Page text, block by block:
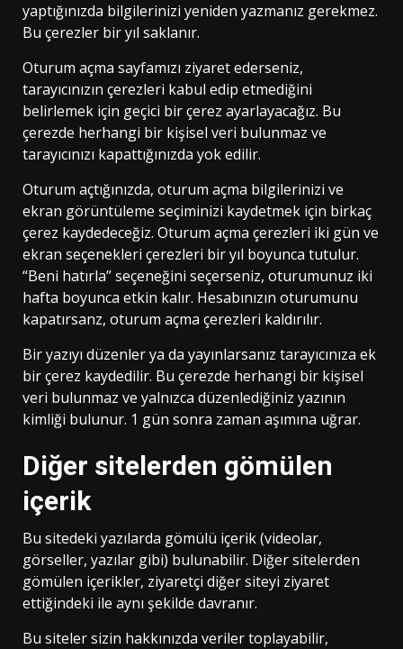
yaptığınızda bilgilerinizi yeniden yazmanız gerekmez.
Bu çerezler bir yıl saklanır.
Oturum açma sayfamızı ziyaret ederseniz,
tarayıcınızın çerezleri kabul edip etmediğini
belirlemek için geçici bir çerez ayarlayacağız. Bu
çerezde herhangi bir kişisel veri bulunmaz ve
tarayıcınızı kapattığınızda yok edilir.
Oturum açtığınızda, oturum açma bilgilerinizi ve
ekran görüntüleme seçiminizi kaydetmek için birkaç
çerez kaydedeceğiz. Oturum açma çerezleri iki gün ve
ekran seçenekleri çerezleri bir yıl boyunca tutulur.
“Beni hatırla” seçeneğini seçerseniz, oturumunuz iki
hafta boyunca etkin kalır. Hesabınızın oturumunu
kapatırsanz, oturum açma çerezleri kaldırılır.
Bir yazıyı düzenler ya da yayınlarsanız tarayıcınıza ek
bir çerez kaydedilir. Bu çerezde herhangi bir kişisel
veri bulunmaz ve yalnızca düzenlediğiniz yazının
kimliği bulunur. 1 gün sonra zaman aşımına uğrar.
Diğer sitelerden gömülen
içerik
Bu sitedeki yazılarda gömülü içerik (videolar,
görseller, yazılar gibi) bulunabilir. Diğer sitelerden
gömülen içerikler, ziyaretçi diğer siteyi ziyaret
ettiğindeki ile aynı şekilde davranır.
Bu siteler sizin hakkınızda veriler toplayabilir,